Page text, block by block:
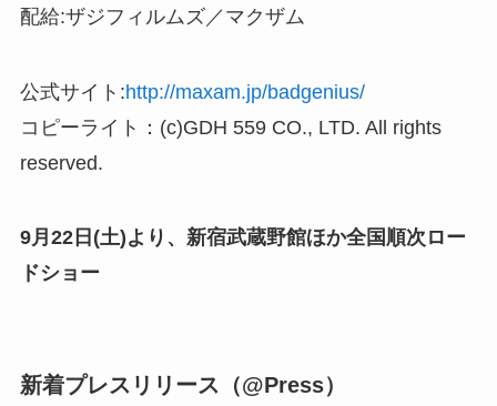
配給:ザジフィルムズ／マクザム
公式サイト:http://maxam.jp/badgenius/
コピーライト：(c)GDH 559 CO., LTD. All rights
reserved.
9月22日(土)より、新宿武蔵野館ほか全国順次ロー
ドショー
新着プレスリリース（@Press）